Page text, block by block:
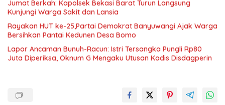
Jumat Berkah: Kapolsek Bekasi Barat Turun Langsung
Kunjungi Warga Sakit dan Lansia
Rayakan HUT ke-25,Partai Demokrat Banyuwangi Ajak Warga
Bersihkan Pantai Kedunen Desa Bomo
Lapor Ancaman Bunuh-Racun: Istri Tersangka Pungli Rp80
Juta Diperiksa, Oknum G Mengaku Utusan Kadis Disdagperin